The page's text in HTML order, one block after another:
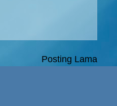
Posting Lama